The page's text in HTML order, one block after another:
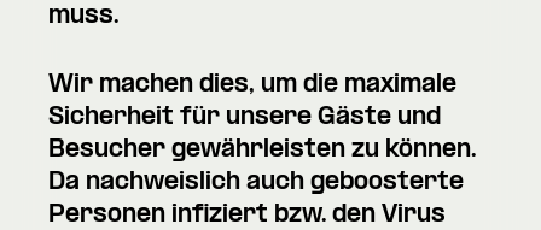
muss.
Wir machen dies, um die maximale
Sicherheit für unsere Gäste und
Besucher gewährleisten zu können.
Da nachweislich auch geboosterte
Personen infiziert bzw. den Virus